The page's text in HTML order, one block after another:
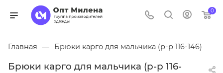
0
Главная — Брюки карго для мальчика (р-р 116-146)
Брюки карго для мальчика (р-р 116-